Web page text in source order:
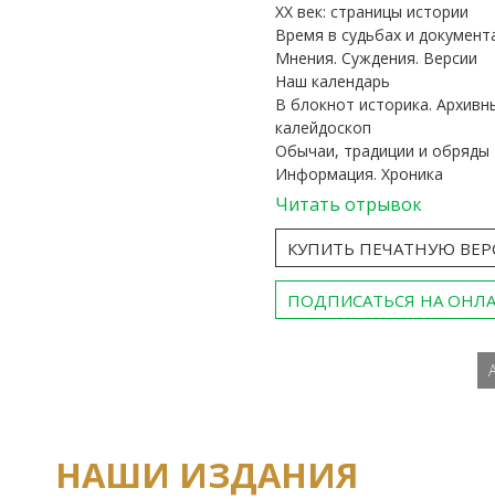
ХХ век: страницы истории
Время в судьбах и
Мнения. Суждения. Версии
Наш календарь
В блокнот историка.
калейдоскоп
Обычаи, традиции и обряды
Информация. Хроника
Читать отрывок
КУПИТЬ ПЕЧАТНУЮ
ПОДПИСАТЬСЯ НА
НАШИ ИЗДАНИЯ